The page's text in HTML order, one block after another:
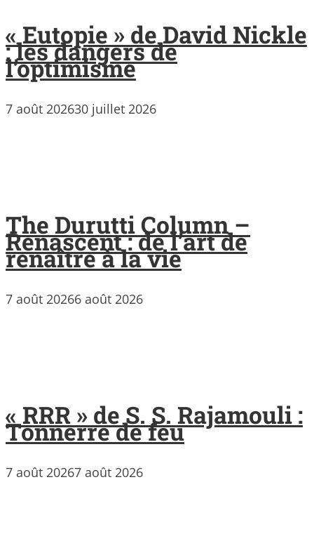
« Eutopie » de David Nickle
: les dangers de
l’optimisme
7 août 202630 juillet 2026
The Durutti Column –
Renascent : de l’art de
renaître à la vie
7 août 20266 août 2026
« RRR » de S. S. Rajamouli :
Tonnerre de feu
7 août 20267 août 2026